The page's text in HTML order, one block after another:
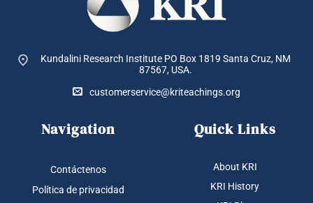
Kundalini Research Institute PO Box 1819 Santa Cruz, NM
87567, USA.
customerservice@kriteachings.org
Navigation
Contáctenos
Política de privacidad
Quick Links
About KRI
KRI History